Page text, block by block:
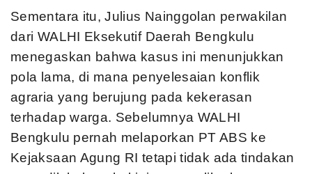
Sementara itu, Julius Nainggolan perwakilan
dari WALHI Eksekutif Daerah Bengkulu
menegaskan bahwa kasus ini menunjukkan
pola lama, di mana penyelesaian konflik
agraria yang berujung pada kekerasan
terhadap warga. Sebelumnya WALHI
Bengkulu pernah melaporkan PT ABS ke
Kejaksaan Agung RI tetapi tidak ada tindakan